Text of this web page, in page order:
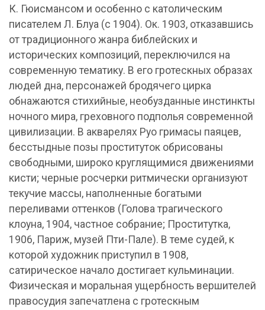
К. Гюисмансом и особенно с католическим
писателем Л. Блуа (с 1904). Ок. 1903, отказавшись
от традиционного жанра библейских и
исторических композиций, переключился на
современную тематику. В его гротескных образах
людей дна, персонажей бродячего цирка
обнажаются стихийные, необузданные инстинкты
ночного мира, греховного подполья современной
цивилизации. В акварелях Руо гримасы паяцев,
бесстыдные позы проституток обрисованы
свободными, широко круглящимися движениями
кисти; черные росчерки ритмически организуют
текучие массы, наполненные богатыми
переливами оттенков (Голова трагического
клоуна, 1904, частное собрание; Проститутка,
1906, Париж, музей Пти-Пале). В теме судей, к
которой художник приступил в 1908,
сатирическое начало достигает кульминации.
Физическая и моральная ущербность вершителей
правосудия запечатлена с гротескным